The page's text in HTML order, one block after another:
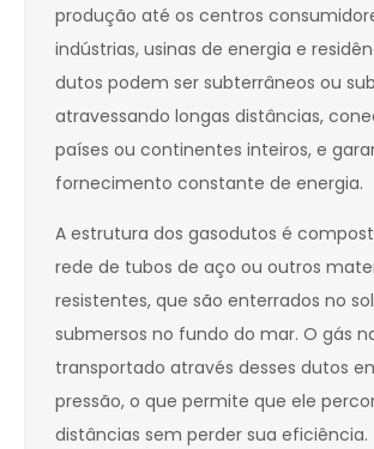
produção até os centros
indústrias, usinas de energia e
dutos podem ser subterrâneos ou
atravessando longas distâncias,
países ou continentes inteiros, e
fornecimento constante de energia.
A estrutura dos gasodutos é
rede de tubos de aço ou outros
resistentes, que são enterrados no
submersos no fundo do mar. O gás
transportado através desses dutos
pressão, o que permite que ele
distâncias sem perder sua eficiência.